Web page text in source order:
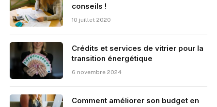
conseils !
10 juillet 2020
Crédits et services de vitrier pour la
transition énergétique
6 novembre 2024
Comment améliorer son budget en